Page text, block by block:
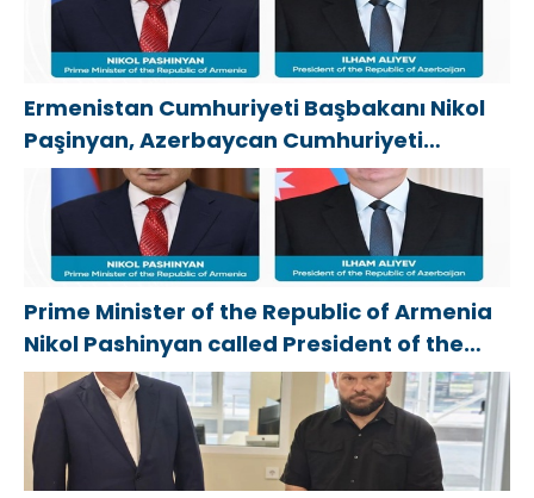
Ermenistan Cumhuriyeti Başbakanı Nikol
Paşinyan, Azerbaycan Cumhuriyeti
Cumhurbaşkanı İlham Aliyev’i aradı
Prime Minister of the Republic of Armenia
Nikol Pashinyan called President of the
Republic of Azerbaijan Ilham Aliyev